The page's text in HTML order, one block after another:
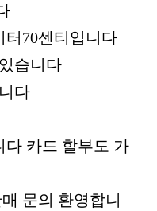
70센티입니다
습니다
다
카드 할부도 가
문의 환영합니